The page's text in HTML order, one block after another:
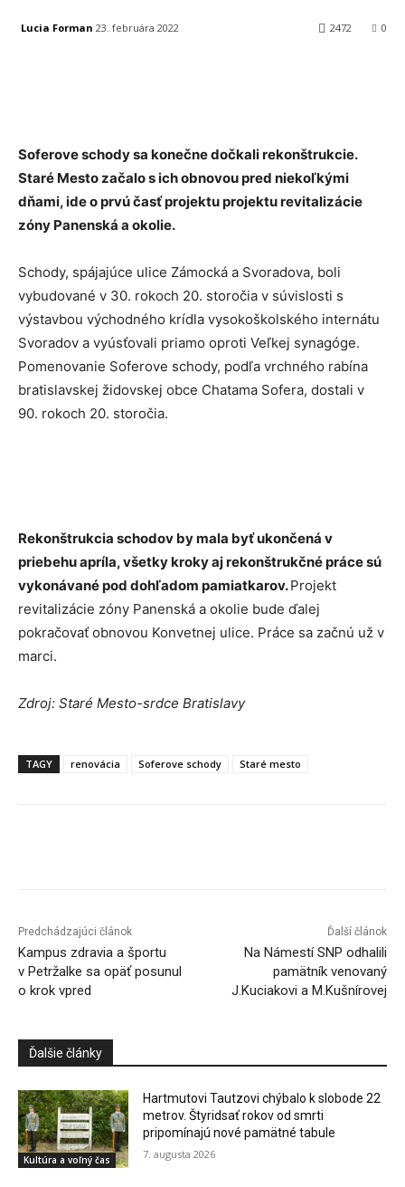
Lucia Forman 23. februára 2022 0
2472
Soferove schody sa konečne dočkali rekonštrukcie.
Staré Mesto začalo s ich obnovou pred niekoľkými
dňami, ide o prvú časť projektu projektu revitalizácie
zóny Panenská a okolie.
Schody, spájajúce ulice Zámocká a Svoradova, boli
vybudované v 30. rokoch 20. storočia v súvislosti s
výstavbou východného krídla vysokoškolského internátu
Svoradov a vyúsťovali priamo oproti Veľkej synagóge.
Pomenovanie Soferove schody, podľa vrchného rabína
bratislavskej židovskej obce Chatama Sofera, dostali v
90. rokoch 20. storočia.
Rekonštrukcia schodov by mala byť ukončená v
priebehu apríla, všetky kroky aj rekonštrukčné práce sú
vykonávané pod dohľadom pamiatkarov.Projekt
revitalizácie zóny Panenská a okolie bude ďalej
pokračovať obnovou Konvetnej ulice. Práce sa začnú už v
marci.
Zdroj: Staré Mesto-srdce Bratislavy
TAGY renovácia Soferove schody Staré mesto
Predchádzajúci článok
Kampus zdravia a športu
v Petržalke sa opäť posunul
o krok vpred
Ďalší článok
Na Námestí SNP odhalili
pamätník venovaný
J.Kuciakovi a M.Kušnírovej
Ďalšie články
Kultúra a voľný čas
Hartmutovi Tautzovi chýbalo k slobode 22
metrov. Štyridsať rokov od smrti
pripomínajú nové pamätné tabule
7. augusta 2026